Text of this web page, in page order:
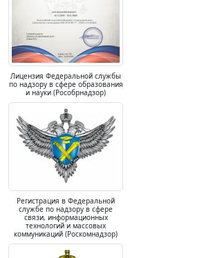
Лицензия Федеральной службы
по надзору в сфере образования
и науки (Рособрнадзор)
Регистрация в Федеральной
службе по надзору в сфере
связи, информационных
технологий и массовых
коммуникаций (Роскомнадзор)